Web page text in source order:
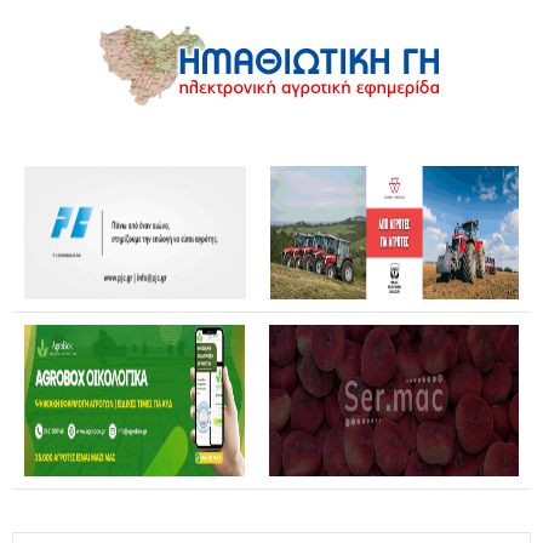
Καταστροφές από αγριογούρουνα: Ανοικτή επιστολή